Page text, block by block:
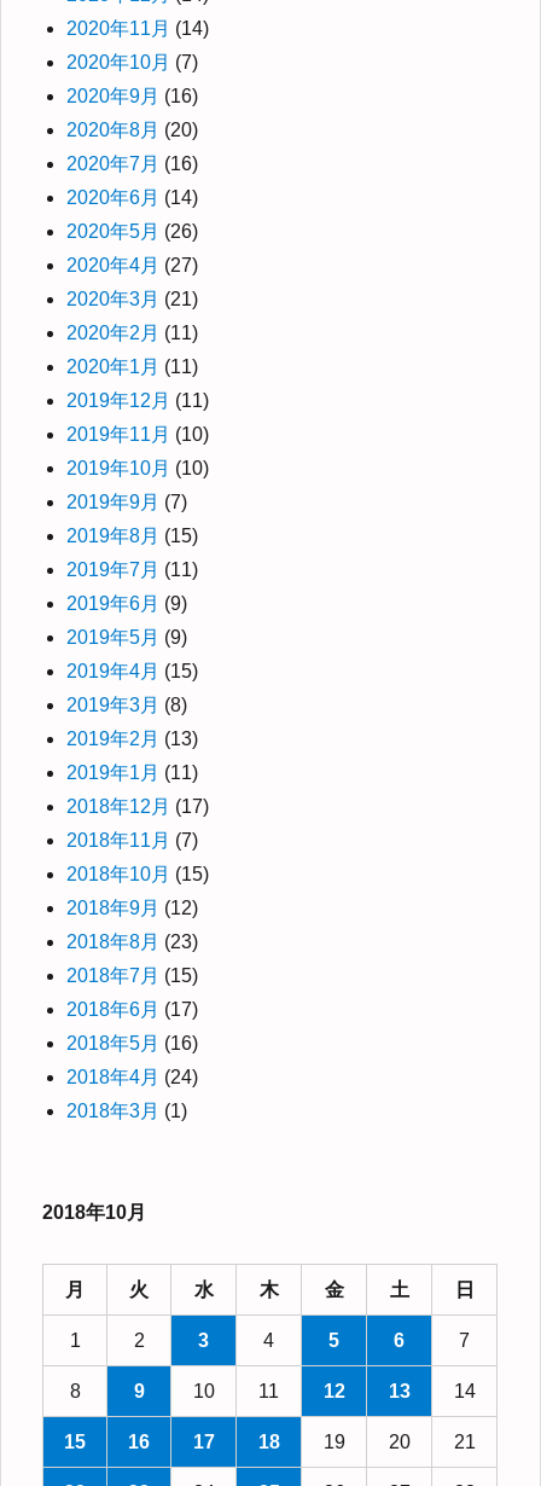
2020年11月 (14)
2020年10月 (7)
2020年9月 (16)
2020年8月 (20)
2020年7月 (16)
2020年6月 (14)
2020年5月 (26)
2020年4月 (27)
2020年3月 (21)
2020年2月 (11)
2020年1月 (11)
2019年12月 (11)
2019年11月 (10)
2019年10月 (10)
2019年9月 (7)
2019年8月 (15)
2019年7月 (11)
2019年6月 (9)
2019年5月 (9)
2019年4月 (15)
2019年3月 (8)
2019年2月 (13)
2019年1月 (11)
2018年12月 (17)
2018年11月 (7)
2018年10月 (15)
2018年9月 (12)
2018年8月 (23)
2018年7月 (15)
2018年6月 (17)
2018年5月 (16)
2018年4月 (24)
2018年3月 (1)
2018年10月
月 火 水 木 金 土 日
1 2 3 4 5 6 7
8 9 10 11 12 13 14
15 16 17 18 19 20 21